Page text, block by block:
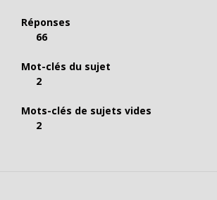
Réponses
66
Mot-clés du sujet
2
Mots-clés de sujets vides
2